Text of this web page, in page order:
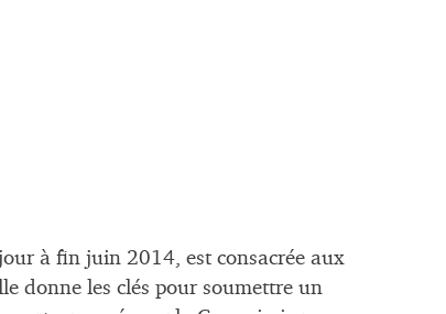
à fin juin 2014, est consacrée aux
donne les clés pour soumettre un